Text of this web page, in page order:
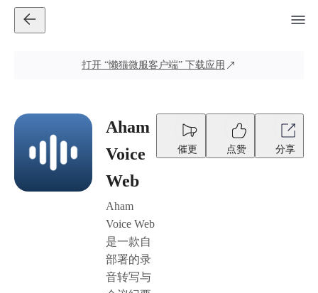
打开 “懒猫微服客户端” 下载应用
Aham
Voice
Web
Aham
Voice Web
是一款自
部署的录
音转写与
催更 点赞 分享